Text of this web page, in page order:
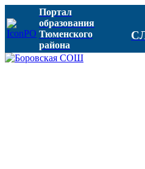
Портал
образования
Тюменского
района